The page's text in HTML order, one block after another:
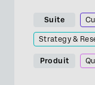
Suite
Strategy &
Produit